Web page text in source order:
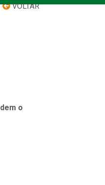
VOLTAR
o